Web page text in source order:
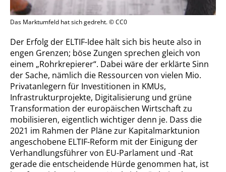
Das Marktumfeld hat sich gedreht. © CC0
Der Erfolg der ELTIF-Idee hält sich bis heute also in
engen Grenzen; böse Zungen sprechen gleich von
einem „Rohrkrepierer“. Dabei wäre der erklärte Sinn
der Sache, nämlich die Ressourcen von vielen Mio.
Privatanlegern für Investitionen in KMUs,
Infrastrukturprojekte, Digitalisierung und grüne
Transformation der europäischen Wirtschaft zu
mobilisieren, eigentlich wichtiger denn je. Dass die
2021 im Rahmen der Pläne zur Kapitalmarktunion
angeschobene ELTIF-Reform mit der Einigung der
Verhandlungsführer von EU-Parlament und -Rat
gerade die entscheidende Hürde genommen hat, ist